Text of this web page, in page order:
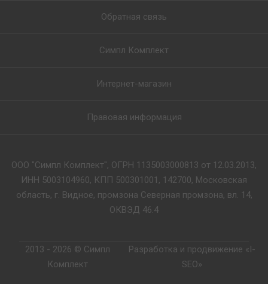
Обратная связь
Симпл Комплект
Интернет-магазин
Правовая информация
ООО "Симпл Комплект", ОГРН 1135003000813 от 12.03.2013,
ИНН 5003104960, КПП 500301001, 142700, Московская
область, г. Видное, промзона Северная промзона, вл. 14,
ОКВЭД 46.4
2013 - 2026 © Симпл
Комплект
Разработка и продвижение «I-
SEO»